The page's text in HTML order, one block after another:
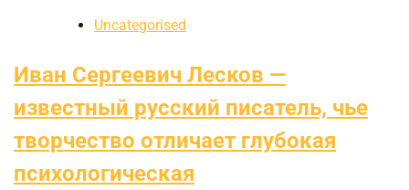
Uncategorised
Иван Сергеевич Лесков —
известный русский писатель, чье
творчество отличает глубокая
психологическая